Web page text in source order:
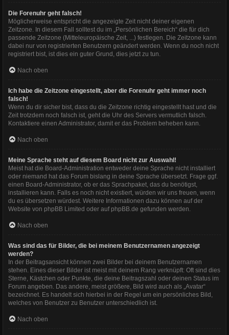
Die Forenuhr geht falsch!
Möglicherweise entspricht die angezeigte Zeit nicht deiner eigenen
Zeitzone. In diesem Fall solltest du im „Persönlichen Bereich“ die für dich
passende Zeitzone (Mitteleuropäische Zeit, ...) festlegen. Die Zeitzone kann
dabei nur von registrierten Benutzern geändert werden. Wenn du noch nicht
registriert bist, ist dies ein guter Grund, dies jetzt zu tun.
Nach oben
Ich habe die Zeitzone eingestellt, aber die Forenuhr geht immer noch
falsch!
Wenn du dir sicher bist, dass du die Zeitzone richtig eingestellt hast und die
Zeit trotzdem noch falsch ist, geht die Uhr des Servers vermutlich falsch.
Kontaktiere einen Administrator, damit er das Problem beheben kann.
Nach oben
Meine Sprache steht auf diesem Board nicht zur Auswahl!
Meist hat die Board-Administration entweder deine Sprache nicht installiert
oder niemand hat das Forum bislang in deine Sprache übersetzt. Frage ggf.
einen Board-Administrator, ob er das Sprachpaket, das du benötigst,
installieren kann. Falls es noch nicht existiert, würden wir uns freuen, wenn
du es übersetzen würdest. Weitere Informationen dazu können auf der
Website von phpBB Limited oder auf phpBB.de gefunden werden.
Nach oben
Was sind das für Bilder, die bei meinem Benutzernamen angezeigt
werden?
In der Beitragsansicht können zwei Bilder bei deinem Benutzernamen
stehen. Eines dieser Bilder ist meist mit deinem Rang verknüpft: Oft sind dies
Sterne, Kästchen oder Punkte, die deine Beitragszahl oder deinen Status im
Forum angeben. Das andere, meist größere, Bild wird auch als „Avatar“
bezeichnet. Es handelt sich hierbei in der Regel um ein persönliches Bild,
welches von Benutzer zu Benutzer unterschiedlich ist.
Nach oben